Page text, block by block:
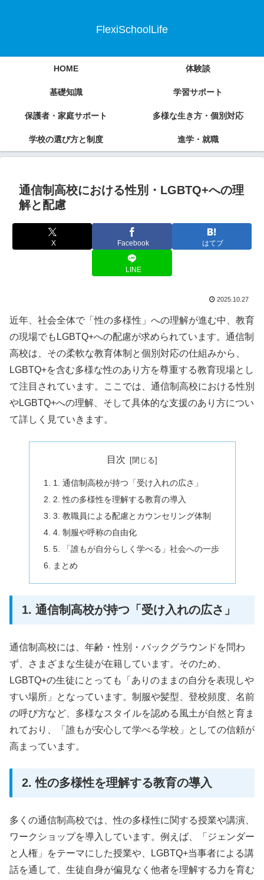
FlexiSchoolLife
HOME 体験談
基礎知識 学習サポート
保護者・家庭サポート 多様な生き方・個別対応
学校の選び方と制度 進学・就職
通信制高校における性別・LGBTQ+への理
解と配慮
X Facebook はてブ
LINE
2025.10.27
近年、社会全体で「性の多様性」への理解が進む中、教育
の現場でもLGBTQ+への配慮が求められています。通信制
高校は、その柔軟な教育体制と個別対応の仕組みから、
LGBTQ+を含む多様な性のあり方を尊重する教育現場とし
て注目されています。ここでは、通信制高校における性別
やLGBTQ+への理解、そして具体的な支援のあり方につい
て詳しく見ていきます。
目次
1. 通信制高校が持つ「受け入れの広さ」
2. 性の多様性を理解する教育の導入
3. 教職員による配慮とカウンセリング体制
4. 制服や呼称の自由化
5. 「誰もが自分らしく学べる」社会への一歩
まとめ
1. 通信制高校が持つ「受け入れの広さ」
通信制高校には、年齢・性別・バックグラウンドを問わ
ず、さまざまな生徒が在籍しています。そのため、
LGBTQ+の生徒にとっても「ありのままの自分を表現しや
すい場所」となっています。制服や髪型、登校頻度、名前
の呼び方など、多様なスタイルを認める風土が自然と育ま
れており、「誰もが安心して学べる学校」としての信頼が
高まっています。
2. 性の多様性を理解する教育の導入
多くの通信制高校では、性の多様性に関する授業や講演、
ワークショップを導入しています。例えば、「ジェンダー
と人権」をテーマにした授業や、LGBTQ+当事者による講
話を通して、生徒自身が偏見なく他者を理解する力を育む